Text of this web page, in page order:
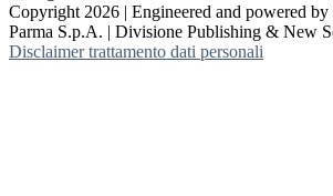
Copyright 2026 | Engineered and powered
Parma S.p.A. | Divisione Publishing & New
Disclaimer trattamento dati personali